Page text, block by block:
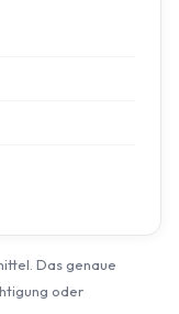
Das genaue
oder